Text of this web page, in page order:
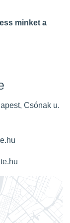
minket a
Csónak u.